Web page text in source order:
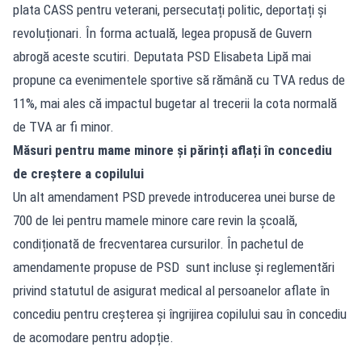
plata CASS pentru veterani, persecutați politic, deportați și
revoluționari. În forma actuală, legea propusă de Guvern
abrogă aceste scutiri. Deputata PSD Elisabeta Lipă mai
propune ca evenimentele sportive să rămână cu TVA redus de
11%, mai ales că impactul bugetar al trecerii la cota normală
de TVA ar fi minor.
Măsuri pentru mame minore și părinți aflați în concediu
de creștere a copilului
Un alt amendament PSD prevede introducerea unei burse de
700 de lei pentru mamele minore care revin la școală,
condiționată de frecventarea cursurilor. În pachetul de
amendamente propuse de PSD sunt incluse și reglementări
privind statutul de asigurat medical al persoanelor aflate în
concediu pentru creșterea și îngrijirea copilului sau în concediu
de acomodare pentru adopție.